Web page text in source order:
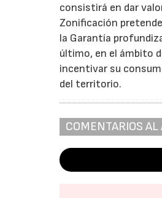
consistirá en dar
Zonificación
la Garantía
último, en el ámbito
incentivar su
del territorio.
COMENTARIOS